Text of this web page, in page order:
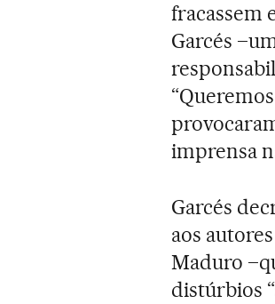
fracassem
Garcés
imprensa
Garcés
aos
Maduro
distúrbios